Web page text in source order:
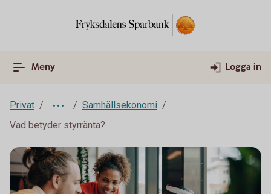
Meny Logga in
Privat
Samhällsekonomi
Vad betyder styrränta?